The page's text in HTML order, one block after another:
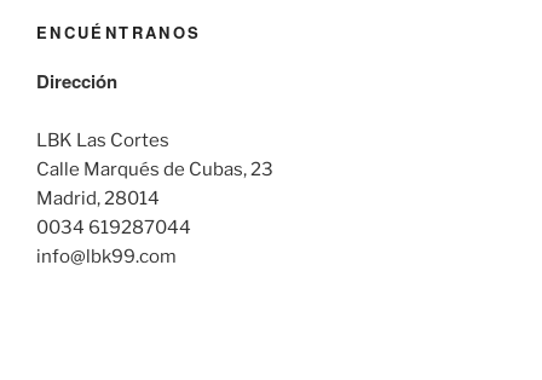
ENCUÉNTRANOS
Dirección
LBK Las Cortes
Calle Marqués de Cubas, 23
Madrid, 28014
0034 619287044
info@lbk99.com